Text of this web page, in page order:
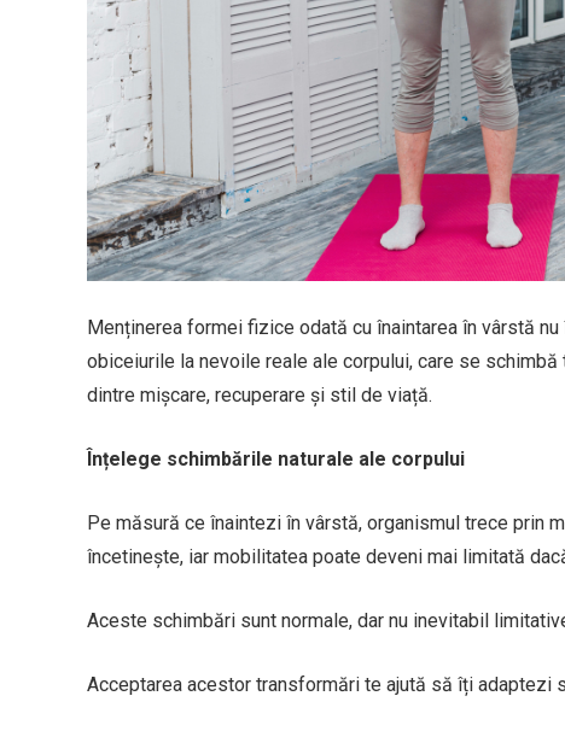
Menținerea formei fizice odată cu înaintarea în vârstă
obiceiurile la nevoile reale ale corpului, care se
dintre mișcare, recuperare și stil de viață.
Înțelege schimbările naturale ale corpului
Pe măsură ce înaintezi în vârstă, organismul trece prin
încetinește, iar mobilitatea poate deveni mai limitată
Aceste schimbări sunt normale, dar nu inevitabil
Acceptarea acestor transformări te ajută să îți adaptezi